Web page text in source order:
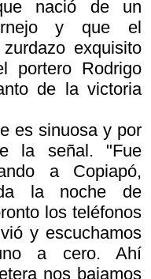
nació de un
y que el
exquisito
portero Rodrigo
de la victoria
es sinuosa y por
la señal. "Fue
a Copiapó,
la noche de
los teléfonos
y escuchamos
a cero. Ahí
nos bajamos